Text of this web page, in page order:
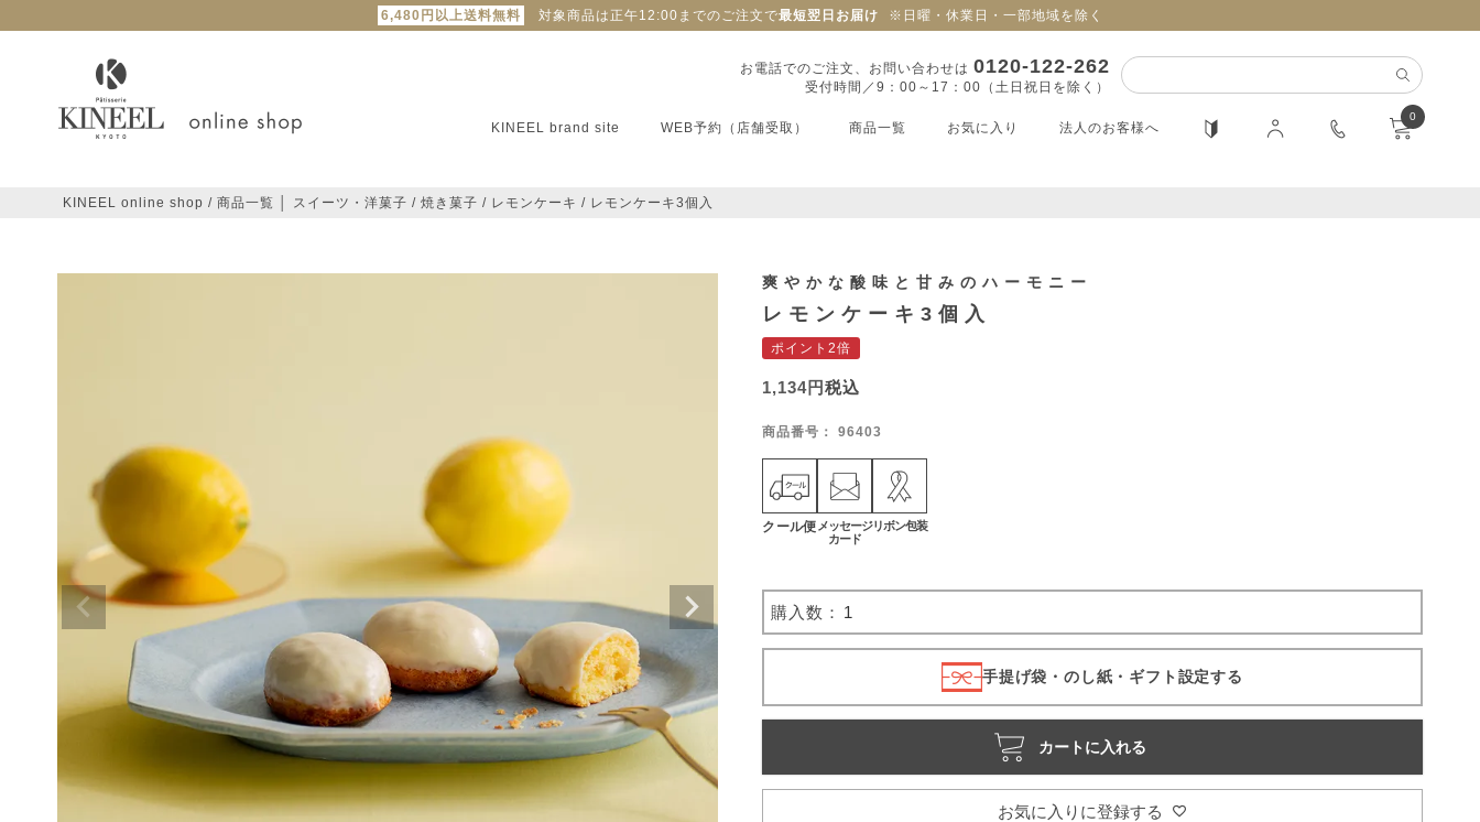
6,480円以上送料無料 対象商品は正午12:00までのご注文で最短翌日お届け ※日曜・休業日・一部地域を除く
お電話でのご注文、お問い合わせは 0120-122-262
受付時間／9：00～17：00（土日祝日を除く）
KINEEL brand site WEB予約（店舗受取） 商品一覧 お気に入り 法人のお客様へ
0
KINEEL online shop 商品一覧 │ スイーツ・洋菓子 焼き菓子 レモンケーキ レモンケーキ3個入
爽やかな酸味と甘みのハーモニー
レモンケーキ3個入
ポイント2倍
1,134 税込
商品番号 96403
クール便 メッセージ
カード
リボン包装
お気に入りに登録する
カートに入れる
手提げ袋・のし紙・ギフト設定する